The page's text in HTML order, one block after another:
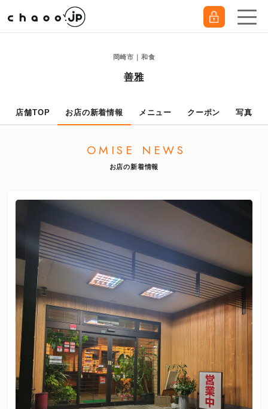
岡崎市｜和食
善雅
店舗TOP お店の新着情報 メニュー クーポン 写真
OMISE NEWS
お店の新着情報